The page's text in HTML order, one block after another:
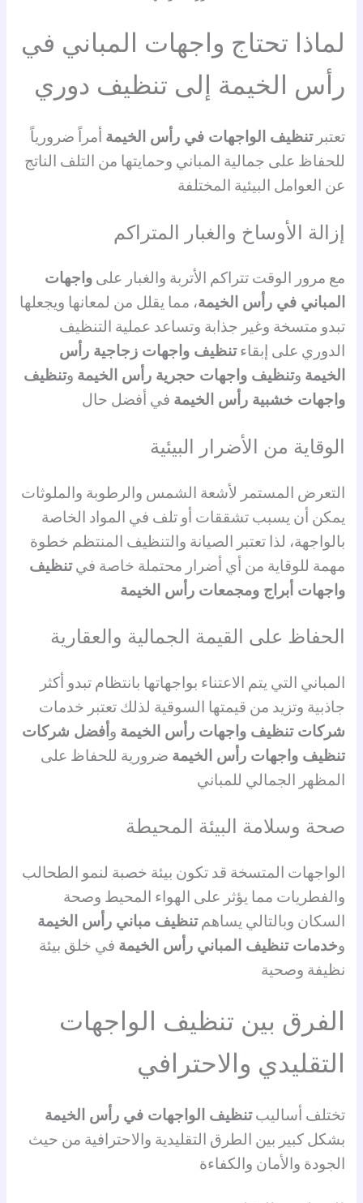
لماذا تحتاج واجهات المباني في
رأس الخيمة إلى تنظيف دوري
تعتبرتنظيف الواجهات في رأس الخيمة أمراً ضرورياً
للحفاظ على جمالية المباني وحمايتها من التلف الناتج
عن العوامل البيئية المختلفة
إزالة الأوساخ والغبار المتراكم
مع مرور الوقت تتراكم الأتربة والغبار علىواجهات
المباني في رأس الخيمة، مما يقلل من لمعانها ويجعلها
تبدو متسخة وغير جذابة وتساعد عملية التنظيف
الدوري على إبقاءتنظيف واجهات زجاجية رأس
الخيمة وتنظيف واجهات حجرية رأس الخيمة وتنظيف
واجهات خشبية رأس الخيمة في أفضل حال
الوقاية من الأضرار البيئية
التعرض المستمر لأشعة الشمس والرطوبة والملوثات
يمكن أن يسبب تشققات أو تلف في المواد الخاصة
بالواجهة، لذا تعتبر الصيانة والتنظيف المنتظم خطوة
مهمة للوقاية من أي أضرار محتملة خاصة فيتنظيف
واجهات أبراج ومجمعات رأس الخيمة
الحفاظ على القيمة الجمالية والعقارية
المباني التي يتم الاعتناء بواجهاتها بانتظام تبدو أكثر
جاذبية وتزيد من قيمتها السوقية لذلك تعتبر خدمات
شركات تنظيف واجهات رأس الخيمة و أفضل شركات
تنظيف واجهات رأس الخيمة ضرورية للحفاظ على
المظهر الجمالي للمباني
صحة وسلامة البيئة المحيطة
الواجهات المتسخة قد تكون بيئة خصبة لنمو الطحالب
والفطريات مما يؤثر على الهواء المحيط وصحة
السكان وبالتالي يساهمتنظيف مباني رأس الخيمة
وخدمات تنظيف المباني رأس الخيمة في خلق بيئة
نظيفة وصحية
الفرق بين تنظيف الواجهات
التقليدي والاحترافي
تختلف أساليبتنظيف الواجهات في رأس الخيمة
بشكل كبير بين الطرق التقليدية والاحترافية من حيث
الجودة والأمان والكفاءة